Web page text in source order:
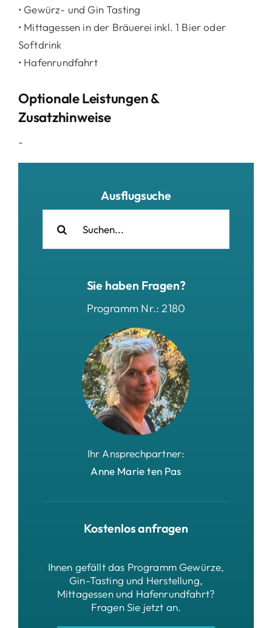
• Gewürz- und Gin Tasting
• Mittagessen in der Bräuerei inkl. 1 Bier oder
Softdrink
• Hafenrundfahrt
Optionale Leistungen &
Zusatzhinweise
-
Ausflugsuche
nach:
Sie haben Fragen?
Programm Nr.: 2180
Ihr Ansprechpartner:
Anne Marie ten Pas
Kostenlos anfragen
Ihnen gefällt das Programm Gewürze,
Gin-Tasting und Herstellung,
Mittagessen und Hafenrundfahrt?
Fragen Sie jetzt an.